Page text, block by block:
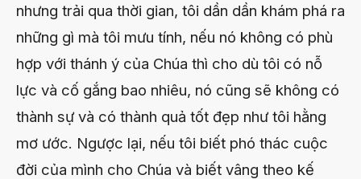
nhưng trải qua thời gian, tôi dần dần khám phá ra
những gì mà tôi mưu tính, nếu nó không có phù
hợp với thánh ý của Chúa thì cho dù tôi có nỗ
lực và cố gắng bao nhiêu, nó cũng sẽ không có
thành sự và có thành quả tốt đẹp như tôi hằng
mơ ước. Ngược lại, nếu tôi biết phó thác cuộc
đời của mình cho Chúa và biết vâng theo kế